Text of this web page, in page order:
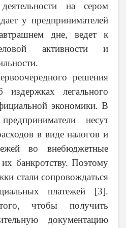
на сером
у предпринимателей
дне, ведет к
активности и
решения
издержках легального
экономики. В
несут
в виде налогов и
во внебюджетные
банкротству. Поэтому
стали сопровождаться
платежей [3].
чтобы получить
документацию